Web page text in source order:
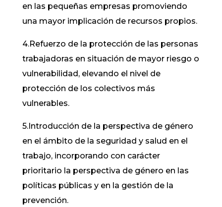
en las pequeñas empresas promoviendo
una mayor implicación de recursos propios.
4.Refuerzo de la protección de las personas
trabajadoras en situación de mayor riesgo o
vulnerabilidad, elevando el nivel de
protección de los colectivos más
vulnerables.
5.Introducción de la perspectiva de género
en el ámbito de la seguridad y salud en el
trabajo, incorporando con carácter
prioritario la perspectiva de género en las
políticas públicas y en la gestión de la
prevención.